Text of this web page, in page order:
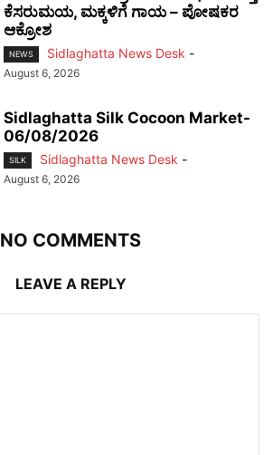
ಕೆಸರುಮಯ, ಮಕ್ಕಳಿಗೆ ಗಾಯ – ಪೋಷಕರ
ಆಕ್ರೋಶ
NEWS Sidlaghatta News Desk -
August 6, 2026
Sidlaghatta Silk Cocoon Market-
06/08/2026
SILK Sidlaghatta News Desk -
August 6, 2026
NO COMMENTS
LEAVE A REPLY